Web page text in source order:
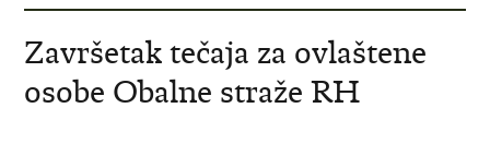
Završetak tečaja za ovlaštene
osobe Obalne straže RH